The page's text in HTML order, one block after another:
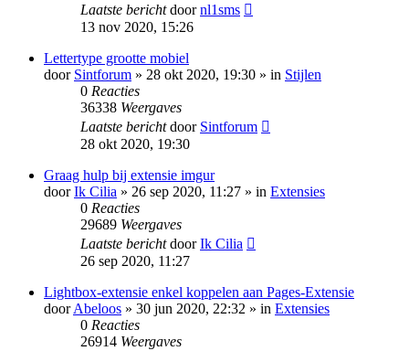
Laatste berichtdoornl1sms
13 nov 2020, 15:26
Lettertype grootte mobiel
door Sintforum » 28 okt 2020, 19:30 » in Stijlen
0 Reacties
36338 Weergaves
Laatste berichtdoor Sintforum
28 okt 2020, 19:30
Graag hulp bij extensie imgur
doorIk Cilia » 26 sep 2020, 11:27 » in Extensies
0 Reacties
29689 Weergaves
Laatste berichtdoorIk Cilia
26 sep 2020, 11:27
Lightbox-extensie enkel koppelen aan Pages-Extensie
doorAbeloos » 30 jun 2020, 22:32 » in Extensies
0 Reacties
26914 Weergaves